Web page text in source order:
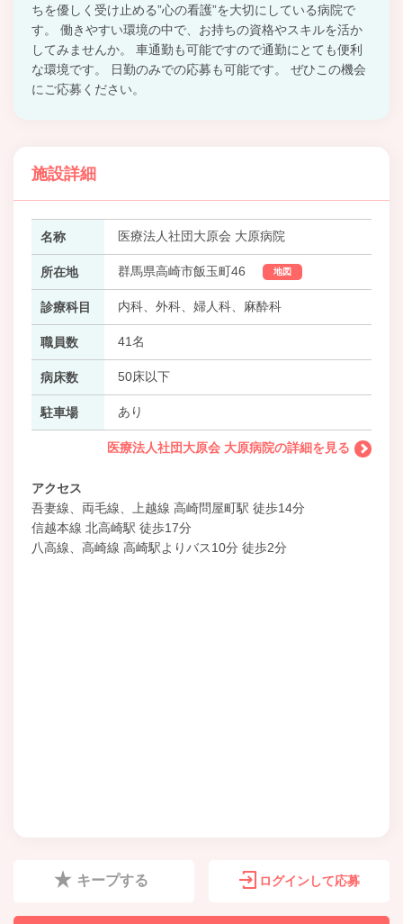
ちを優しく受け止める”心の看護”を大切にしている病院で
す。 働きやすい環境の中で、お持ちの資格やスキルを活か
してみませんか。 車通勤も可能ですので通勤にとても便利
な環境です。 日勤のみでの応募も可能です。 ぜひこの機会
にご応募ください。
施設詳細
名称 医療法人社団大原会 大原病院
所在地 群馬県高崎市飯玉町46 地図
診療科目 内科、外科、婦人科、麻酔科
職員数 41名
病床数 50床以下
駐車場 あり
医療法人社団大原会 大原病院の詳細を見る
アクセス
吾妻線、両毛線、上越線 高崎問屋町駅 徒歩14分
信越本線 北高崎駅 徒歩17分
八高線、高崎線 高崎駅よりバス10分 徒歩2分
キープする ログインして応募